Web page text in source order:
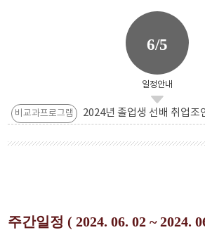
6/5
일정안내
비교과프로그램 2024년 졸업생 선배 취업조
주간일정 ( 2024. 06. 02 ~ 2024.